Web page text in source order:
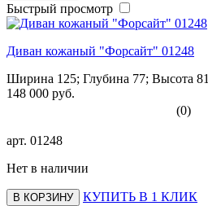
Быстрый просмотр
Диван кожаный "Форсайт" 01248
Ширина 125; Глубина 77; Высота 81
148 000 руб.
(0)
арт. 01248
Нет в наличии
В КОРЗИНУ
КУПИТЬ В 1 КЛИК